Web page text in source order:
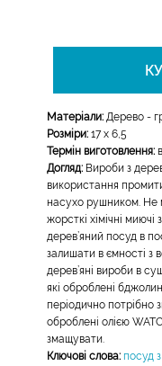
Матеріали: Дерево -
Розміри: 17 х 6,5
Термін виготовлення:
Догляд: Вироби з
використання
насухо рушником. Не
жорсткі хімічні
дерев’яний посуд в
залишати в ємності
дерев’яні вироби в
які оброблені
періодично потрібно
оброблені олією
змащувати.
Ключові слова: посуд